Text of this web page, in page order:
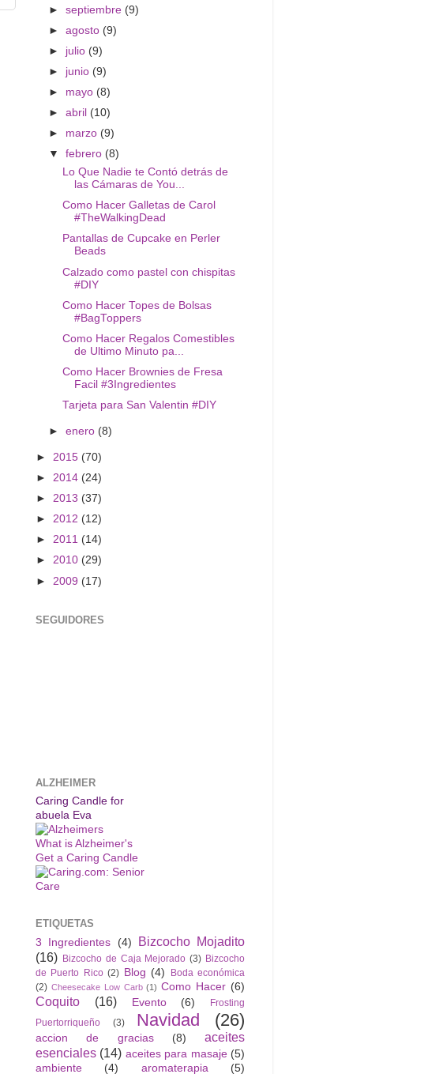
►septiembre (9)
►agosto (9)
► julio (9)
► junio (9)
► mayo (8)
►abril (10)
► marzo (9)
▼febrero (8)
Lo Que Nadie te Contó detrás de
las Cámaras de You...
Como Hacer Galletas de Carol
#TheWalkingDead
Pantallas de Cupcake en Perler
Beads
Calzado como pastel con chispitas
#DIY
Como Hacer Topes de Bolsas
#BagToppers
Como Hacer Regalos Comestibles
de Ultimo Minuto pa...
Como Hacer Brownies de Fresa
Facil #3Ingredientes
Tarjeta para San Valentin #DIY
►enero (8)
► 2015 (70)
► 2014 (24)
► 2013 (37)
► 2012 (12)
► 2011 (14)
► 2010 (29)
► 2009 (17)
SEGUIDORES
ALZHEIMER
Caring Candle for
abuela Eva
What is Alzheimer's
Get a Caring Candle
ETIQUETAS
3 Ingredientes
(4)
Bizcocho Mojadito
(16) Bizcocho de Caja Mejorado (3) Bizcocho
de Puerto Rico (2) Blog (4)
Boda económica
(2) Cheesecake Low Carb (1) Como Hacer (6)
Coquito (16) Evento (6)
Frosting
Puertorriqueño
(3) Navidad (26)
accion de gracias (8)
aceites
esenciales (14) aceites para masaje (5)
ambiente
(4) aromaterapia (5)